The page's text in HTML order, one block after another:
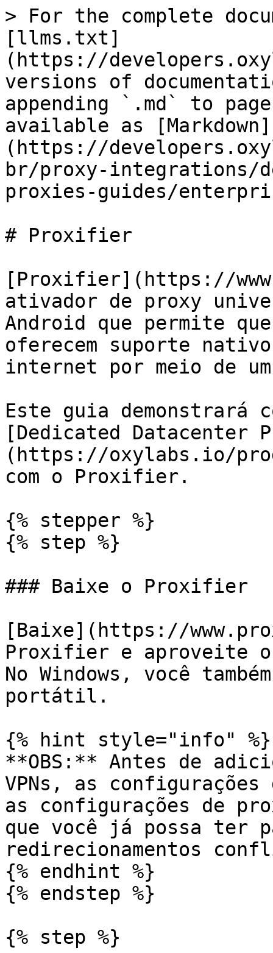
> For the complete
[llms.txt]
(https://
versions of
appending `.md` to
available as [Markdown]
(https://
br/proxy-integrations/
proxies-guides/
# Proxifier
[Proxifier](https://
ativador de proxy
Android que permite
oferecem suporte
internet por meio de
Este guia demonstrará
[Dedicated Datacenter
(https://oxylabs.io/
com o Proxifier.
{% stepper %}
{% step %}
### Baixe o Proxifier
[Baixe](https://
Proxifier e aproveite
No Windows, você
portátil.
{% hint style="info" %}
**OBS:** Antes de
VPNs, as
as configurações de
que você já possa ter
redirecionamentos
{% endhint %}
{% endstep %}
{% step %}